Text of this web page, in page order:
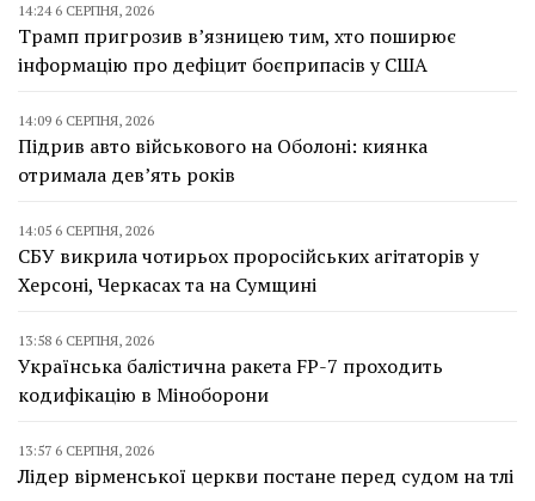
14:24 6 СЕРПНЯ, 2026
Трамп пригрозив в’язницею тим, хто поширює
інформацію про дефіцит боєприпасів у США
14:09 6 СЕРПНЯ, 2026
Підрив авто військового на Оболоні: киянка
отримала дев’ять років
14:05 6 СЕРПНЯ, 2026
СБУ викрила чотирьох проросійських агітаторів у
Херсоні, Черкасах та на Сумщині
13:58 6 СЕРПНЯ, 2026
Українська балістична ракета FP-7 проходить
кодифікацію в Міноборони
13:57 6 СЕРПНЯ, 2026
Лідер вірменської церкви постане перед судом на тлі